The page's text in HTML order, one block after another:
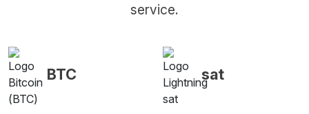
service.
BTC sat